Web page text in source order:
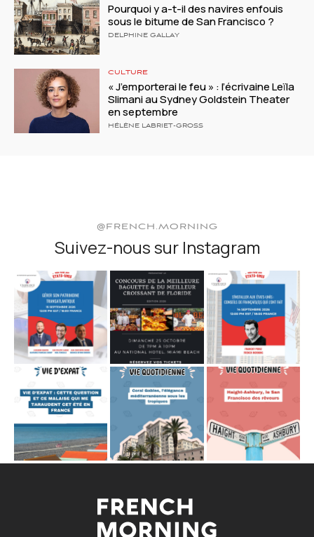
Pourquoi y a-t-il des navires enfouis
sous le bitume de San Francisco ?
DELPHINE GALLAY
CULTURE
« J’emporterai le feu » : l’écrivaine Leïla
Slimani au Sydney Goldstein Theater
en septembre
HÉLÈNE LABRIET-GROSS
@FRENCH.MORNING
Suivez-nous sur Instagram